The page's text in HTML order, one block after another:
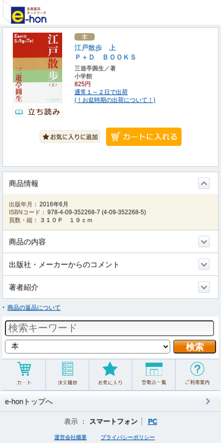
江戸散歩 上
Ｐ＋Ｄ ＢＯＯＫＳ
三遊亭圓生／著
小学館
825円
通常１～２日で出荷
(！お盆時期の出荷について！)
商品情報
出版年月： 2016年6月
ISBNコード： 978-4-09-352268-7 (4-09-352268-5)
頁数・縦：
３１０Ｐ １９ｃｍ
商品の内容
出版社・メーカーからのコメント
著者紹介
商品の返品について
e-honトップへ
表示 ： スマートフォン PC
運営会社概要 プライバシーポリシー